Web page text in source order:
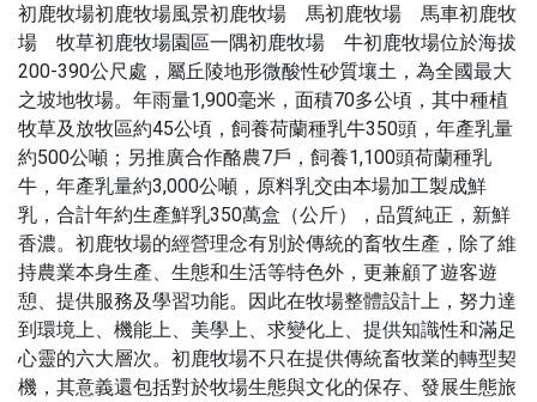
初鹿牧場初鹿牧場風景初鹿牧場 馬初鹿牧場 馬車初鹿牧
場 牧草初鹿牧場園區一隅初鹿牧場 牛初鹿牧場位於海拔
200-390公尺處，屬丘陵地形微酸性砂質壤土，為全國最大
之坡地牧場。年雨量1,900毫米，面積70多公頃，其中種植
牧草及放牧區約45公頃，飼養荷蘭種乳牛350頭，年產乳量
約500公噸；另推廣合作酪農7戶，飼養1,100頭荷蘭種乳
牛，年產乳量約3,000公噸，原料乳交由本場加工製成鮮
乳，合計年約生產鮮乳350萬盒（公斤），品質純正，新鮮
香濃。初鹿牧場的經營理念有別於傳統的畜牧生產，除了維
持農業本身生產、生態和生活等特色外，更兼顧了遊客遊
憩、提供服務及學習功能。因此在牧場整體設計上，努力達
到環境上、機能上、美學上、求變化上、提供知識性和滿足
心靈的六大層次。初鹿牧場不只在提供傳統畜牧業的轉型契
機，其意義還包括對於牧場生態與文化的保存、發展生態旅